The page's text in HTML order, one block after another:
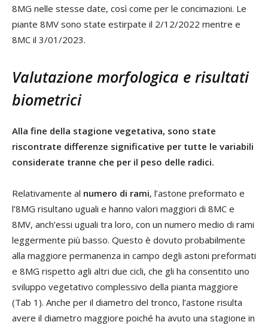
8MG nelle stesse date, così come per le concimazioni. Le
piante 8MV sono state estirpate il 2/12/2022 mentre e
8MC il 3/01/2023.
Valutazione morfologica e risultati
biometrici
Alla fine della stagione vegetativa, sono state
riscontrate differenze significative per tutte le variabili
considerate tranne che per il peso delle radici.
Relativamente al numero di rami, l’astone preformato e
l’8MG risultano uguali e hanno valori maggiori di 8MC e
8MV, anch’essi uguali tra loro, con un numero medio di rami
leggermente più basso. Questo è dovuto probabilmente
alla maggiore permanenza in campo degli astoni preformati
e 8MG rispetto agli altri due cicli, che gli ha consentito uno
sviluppo vegetativo complessivo della pianta maggiore
(Tab 1). Anche per il diametro del tronco, l’astone risulta
avere il diametro maggiore poiché ha avuto una stagione in